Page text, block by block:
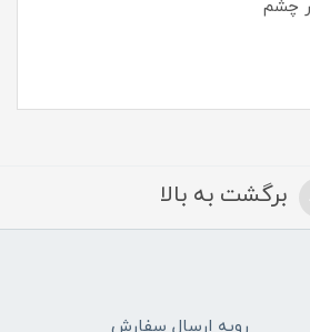
چشم
برگشت به بالا